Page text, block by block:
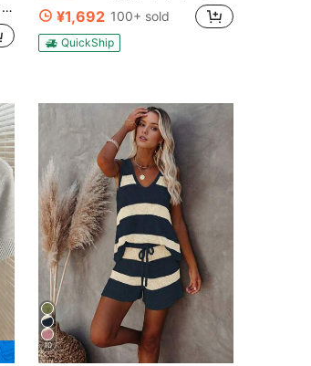
¥1,692 100+ sold
QuickShip
10